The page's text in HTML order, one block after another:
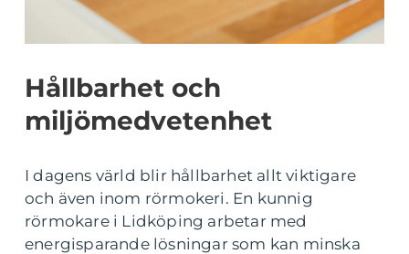
Hållbarhet och
miljömedvetenhet
I dagens värld blir hållbarhet allt viktigare
och även inom rörmokeri. En kunnig
rörmokare i Lidköping arbetar med
energisparande lösningar som kan minska